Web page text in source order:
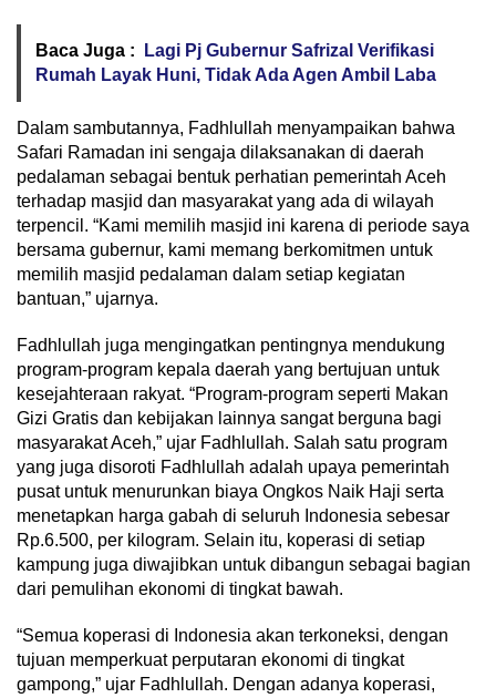
Baca Juga :
Lagi Pj Gubernur Safrizal Verifikasi
Rumah Layak Huni, Tidak Ada Agen Ambil Laba
Dalam sambutannya, Fadhlullah menyampaikan bahwa
Safari Ramadan ini sengaja dilaksanakan di daerah
pedalaman sebagai bentuk perhatian pemerintah Aceh
terhadap masjid dan masyarakat yang ada di wilayah
terpencil. “Kami memilih masjid ini karena di periode saya
bersama gubernur, kami memang berkomitmen untuk
memilih masjid pedalaman dalam setiap kegiatan
bantuan,” ujarnya.
Fadhlullah juga mengingatkan pentingnya mendukung
program-program kepala daerah yang bertujuan untuk
kesejahteraan rakyat. “Program-program seperti Makan
Gizi Gratis dan kebijakan lainnya sangat berguna bagi
masyarakat Aceh,” ujar Fadhlullah. Salah satu program
yang juga disoroti Fadhlullah adalah upaya pemerintah
pusat untuk menurunkan biaya Ongkos Naik Haji serta
menetapkan harga gabah di seluruh Indonesia sebesar
Rp.6.500, per kilogram. Selain itu, koperasi di setiap
kampung juga diwajibkan untuk dibangun sebagai bagian
dari pemulihan ekonomi di tingkat bawah.
“Semua koperasi di Indonesia akan terkoneksi, dengan
tujuan memperkuat perputaran ekonomi di tingkat
gampong,” ujar Fadhlullah. Dengan adanya koperasi,